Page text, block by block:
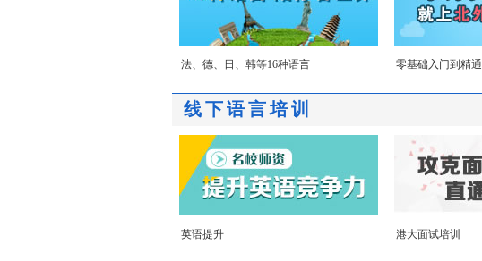
法、德、日、韩等16种语言 零基础入门到精通
线下语言培训
英语提升 港大面试培训